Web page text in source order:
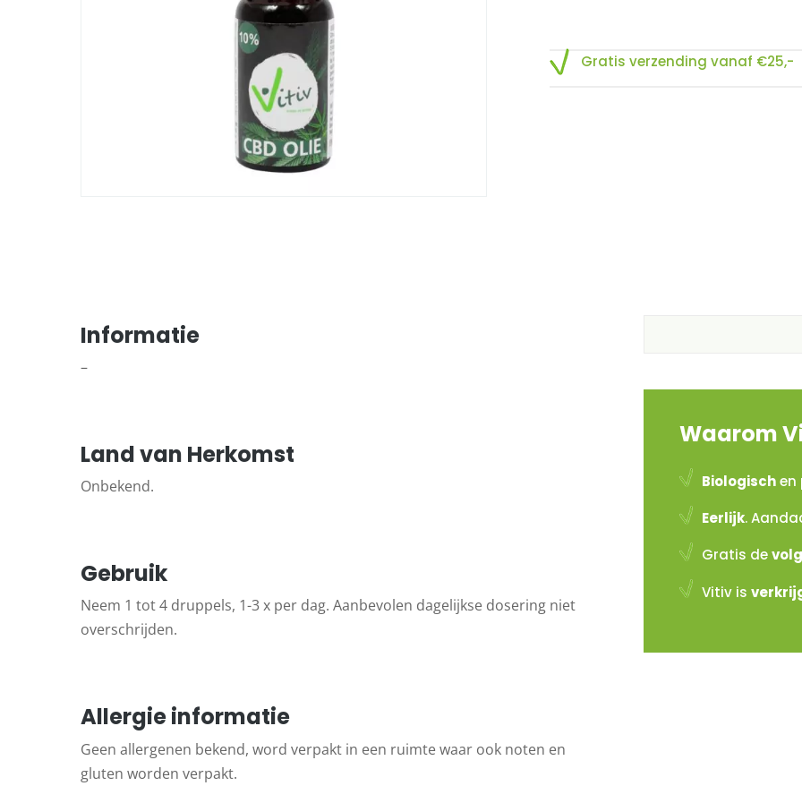
Gratis verzending vanaf €25,-
Informatie
–
Land van Herkomst
Onbekend.
Gebruik
Neem 1 tot 4 druppels, 1-3 x per dag. Aanbevolen dagelijkse dosering niet
overschrijden.
Allergie informatie
Geen allergenen bekend, word verpakt in een ruimte waar ook noten en
gluten worden verpakt.
Waarom
Biologischen
Eerlijk.
Gratis de
Vitiv is